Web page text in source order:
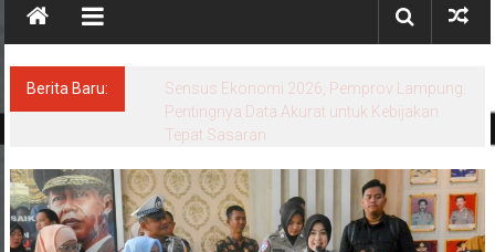
Mitra
Terpercaya
Berita Baru:
Sensus Ekonomi 2026, Pemprov Lampung:
Pentingnya Data Akurat untuk Kebijakan
Tepat Sasaran